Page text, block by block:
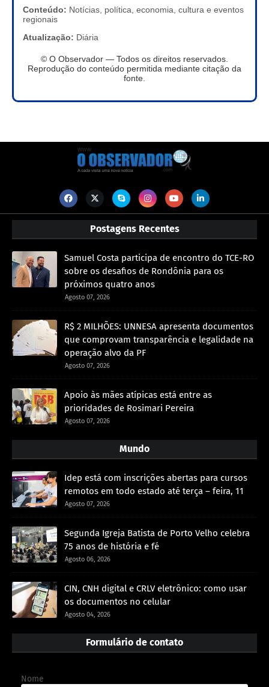
Conteúdo: Notícias, política, economia, cultura e eventos
regionais
Atualização: Diária
© O Observador — Todos os direitos reservados.
Reprodução do conteúdo permitida mediante citação da
fonte.
Postagens Recentes
Samuel Costa participa de encontro do TCE-RO
sobre os desafios de Rondônia para os
próximos quatro anos
Agosto 07, 2026
R$ 2 MILHÕES: UNNESA apresenta documentos
que comprovam transparência e legalidade na
operação alvo da PF
Agosto 07, 2026
Apoio às mães atípicas está entre as
prioridades de Rosimari Pereira
Agosto 07, 2026
Mundo
Idep está com inscrições abertas para cursos
remotos em todo estado até terça – feira, 11
Agosto 07, 2026
Segunda Igreja Batista de Porto Velho celebra
75 anos de história e fé
Agosto 06, 2026
CIN, CNH digital e CRLV eletrônico: como usar
os documentos no celular
Agosto 04, 2026
Formulário de contato
Nome